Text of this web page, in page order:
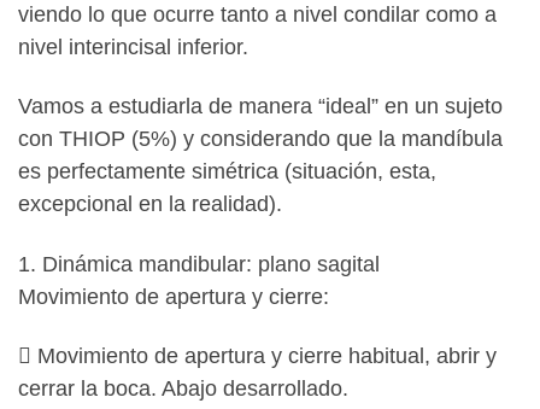
viendo lo que ocurre tanto a nivel condilar como a
nivel interincisal inferior.
Vamos a estudiarla de manera “ideal” en un sujeto
con THIOP (5%) y considerando que la mandíbula
es perfectamente simétrica (situación, esta,
excepcional en la realidad).
1. Dinámica mandibular: plano sagital
Movimiento de apertura y cierre:
 Movimiento de apertura y cierre habitual, abrir y
cerrar la boca. Abajo desarrollado.